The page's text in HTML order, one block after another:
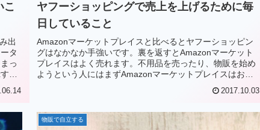
こ
出
タ
っ
の
ヤフーショッピングで売上を上げるために毎
日していること
Amazonマーケットプレイスと比べるとヤフーショッピン
グはなかなか手強いです。裏を返すとAmazonマーケット
プレイスはよく売れます。不用品を売ったり、物販を始め
ようという人にはまずAmazonマーケットプレイスはおす
2017.10.03
物販で自立する